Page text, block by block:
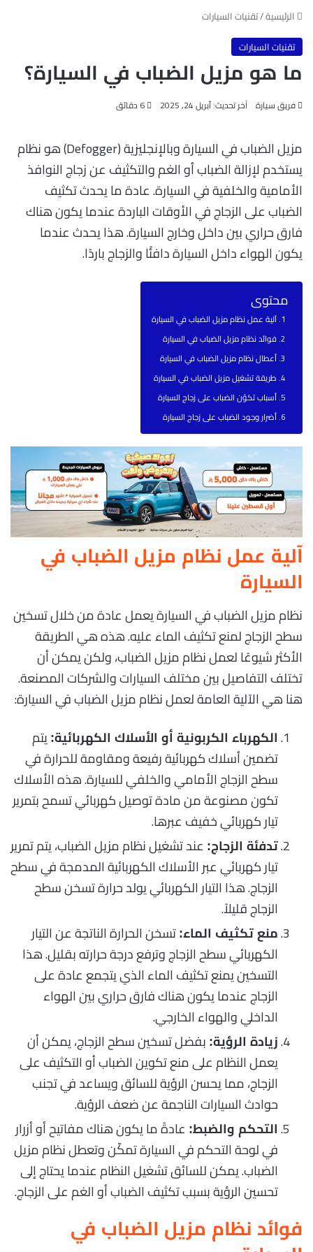
الرئيسية/تقنيات السيارات
تقنيات السيارات
ما هو مزيل الضباب في السيارة؟
فريق سيارة آخر تحديث: أبريل 24, 2025
مزيل الضباب في السيارة وبالإنجليزية (Defogger) هو نظام
يستخدم لإزالة الضباب أو الغم والتكثيف عن زجاج النوافذ
الأمامية والخلفية في السيارة. عادة ما يحدث تكثيف
الضباب على الزجاج في الأوقات الباردة عندما يكون هناك
فارق حراري بين داخل وخارج السيارة. هذا يحدث عندما
يكون الهواء داخل السيارة دافئًا والزجاج باردًا.
محتوى
آلية عمل نظام مزيل الضباب في السيارة
فوائد نظام مزيل الضباب في السيارة
أعطال نظام مزيل الضباب في السيارة
طريقة تشغيل مزيل الضباب في السيارة
أسباب تكوّن الضباب على زجاج السيارة
أضرار وجود الضباب على زجاج السيارة
آلية عمل نظام مزيل الضباب في
السيارة
نظام مزيل الضباب في السيارة يعمل عادة من خلال تسخين
سطح الزجاج لمنع تكثيف الماء عليه. هذه هي الطريقة
الأكثر شيوعًا لعمل نظام مزيل الضباب، ولكن يمكن أن
تختلف التفاصيل بين مختلف السيارات والشركات المصنعة.
هنا هي الآلية العامة لعمل نظام مزيل الضباب في السيارة:
الكهرباء الكربونية أو الأسلاك الكهربائية: يتم
تضمين أسلاك كهربائية رفيعة ومقاومة للحرارة في
سطح الزجاج الأمامي والخلفي للسيارة. هذه الأسلاك
تكون مصنوعة من مادة توصيل كهربائي تسمح بتمرير
تيار كهربائي خفيف عبرها.
تدفئة الزجاج: عند تشغيل نظام مزيل الضباب، يتم تمرير
تيار كهربائي عبر الأسلاك الكهربائية المدمجة في سطح
الزجاج. هذا التيار الكهربائي يولد حرارة تسخن سطح
الزجاج قليلاً.
منع تكثيف الماء: تسخن الحرارة الناتجة عن التيار
الكهربائي سطح الزجاج وترفع درجة حرارته بقليل. هذا
التسخين يمنع تكثيف الماء الذي يتجمع عادة على
الزجاج عندما يكون هناك فارق حراري بين الهواء
الداخلي والهواء الخارجي.
زيادة الرؤية: بفضل تسخين سطح الزجاج، يمكن أن
يعمل النظام على منع تكوين الضباب أو التكثيف على
الزجاج، مما يحسن الرؤية للسائق ويساعد في تجنب
حوادث السيارات الناجمة عن ضعف الرؤية.
التحكم والضبط: عادةً ما يكون هناك مفاتيح أو أزرار
في لوحة التحكم في السيارة تمكّن وتعطل نظام مزيل
الضباب. يمكن للسائق تشغيل النظام عندما يحتاج إلى
تحسين الرؤية بسبب تكثيف الضباب أو الغم على الزجاج.
فوائد نظام مزيل الضباب في